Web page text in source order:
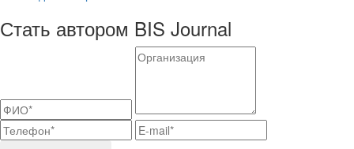
Стать автором BIS Journal